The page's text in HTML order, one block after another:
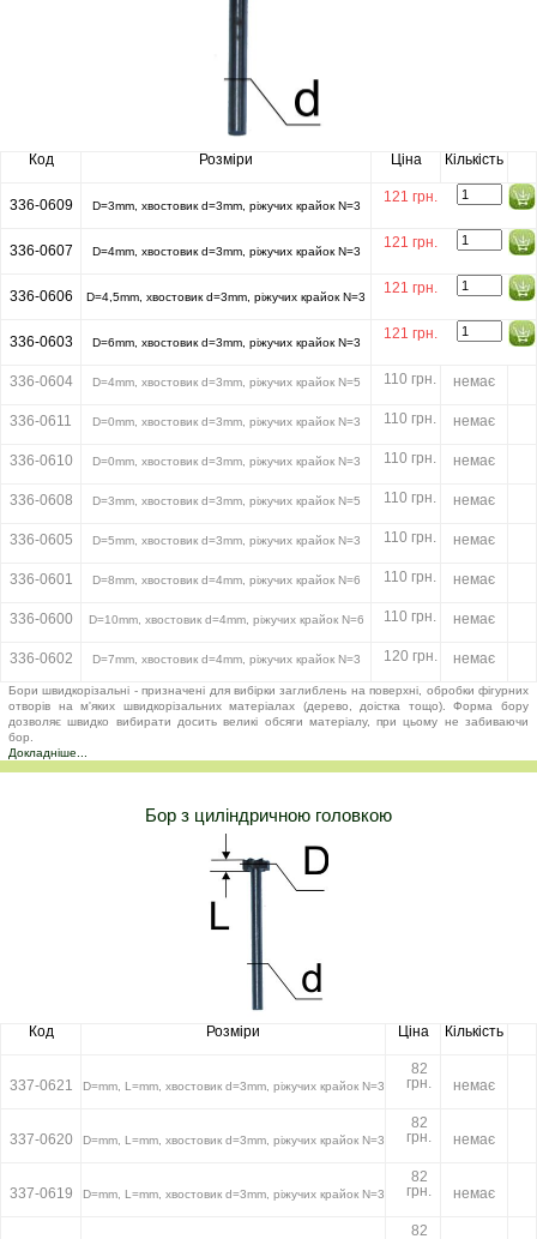
Код Розміри Ціна Кількість
336-0609 D=3mm, хвостовик d=3mm, ріжучих крайок N=3
121 грн.
336-0607 D=4mm, хвостовик d=3mm, ріжучих крайок N=3
121 грн.
336-0606 D=4,5mm, хвостовик d=3mm, ріжучих крайок N=3
121 грн.
336-0603 D=6mm, хвостовик d=3mm, ріжучих крайок N=3
121 грн.
336-0604 D=4mm, хвостовик d=3mm, ріжучих крайок N=5 110 грн. немає
336-0611 D=0mm, хвостовик d=3mm, ріжучих крайок N=3 110 грн. немає
336-0610 D=0mm, хвостовик d=3mm, ріжучих крайок N=3 110 грн. немає
336-0608 D=3mm, хвостовик d=3mm, ріжучих крайок N=5 110 грн. немає
336-0605 D=5mm, хвостовик d=3mm, ріжучих крайок N=3 110 грн. немає
336-0601 D=8mm, хвостовик d=4mm, ріжучих крайок N=6 110 грн. немає
336-0600 D=10mm, хвостовик d=4mm, ріжучих крайок N=6 110 грн. немає
336-0602 D=7mm, хвостовик d=4mm, ріжучих крайок N=3 120 грн. немає
Бори швидкорізальні - призначені для вибірки заглиблень на поверхні, обробки фігурних
отворів на м'яких швидкорізальних матеріалах (дерево, доістка тощо). Форма бору
дозволяє швидко вибирати досить великі обсяги матеріалу, при цьому не забиваючи
бор.
Докладніше...
Бор з циліндричною головкою
Код Розміри Ціна Кількість
337-0621 D=mm, L=mm, хвостовик d=3mm, ріжучих крайок N=3
82
грн.
немає
337-0620 D=mm, L=mm, хвостовик d=3mm, ріжучих крайок N=3
82
грн.
немає
337-0619 D=mm, L=mm, хвостовик d=3mm, ріжучих крайок N=3
82
грн.
немає
82